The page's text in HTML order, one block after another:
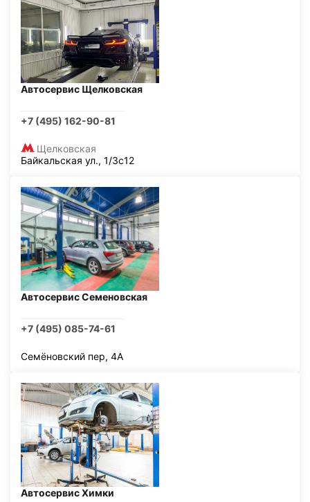
Автосервис Щелковская
+7 (495) 162-90-81
Щелковская
Байкальская ул., 1/3с12
Автосервис Семеновская
+7 (495) 085-74-61
Семёновский пер, 4А
Автосервис Химки